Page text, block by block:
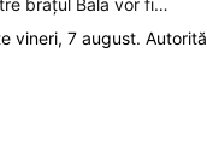
vineri, 7 august.